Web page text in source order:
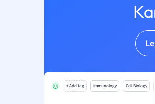
+ Add tag Immunology Cell Biology